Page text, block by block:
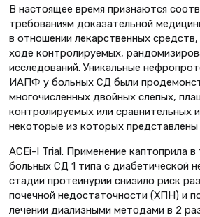
В настоящее время признаются
требованиям доказательной
в отношении лекарственных
ходе контролируемых,
исследований. Уникальные
ИАПФ у больных СД были
многочисленных двойных слепых,
контролируемых или сравнительных
некоторые из которых представлены
ACEi-I Trial. Применение каптоприла в
больных СД 1 типа с диабетической
стадии протеинурии снизило риск
почечной недостаточности (ХПН) и
лечении диализными методами в 2